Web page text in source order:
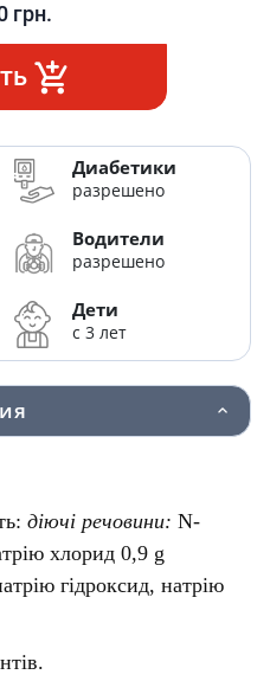
грн.
Диабетики
разрешено
Водители
разрешено
Дети
с 3 лет
діючі речовини: N-
хлорид 0,9 g
гідроксид, натрію